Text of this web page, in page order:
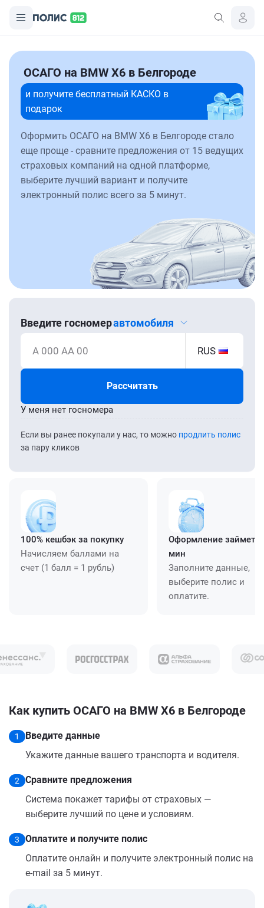
ОСАГО на BMW X6 в Белгороде
и получите бесплатный КАСКО в
подарок
Оформить ОСАГО на BMW X6 в Белгороде стало
еще проще - сравните предложения от 15 ведущих
страховых компаний на одной платформе,
выберите лучший вариант и получите
электронный полис всего за 5 минут.
Введите госномеравтомобиля
А 000 АА 00 RUS
Рассчитать
Если вы ранее покупали у нас, то можно продлить полис
за пару кликов
У меня нет госномера
100% кешбэк за покупку
Начисляем баллами на
счет (1 балл = 1 рубль)
Оформление займет
мин
Заполните данные,
выберите полис и
оплатите.
Как купить ОСАГО на BMW X6 в Белгороде
1
Введите данные
Укажите данные вашего транспорта и водителя.
2
Сравните предложения
Система покажет тарифы от страховых —
выберите лучший по цене и условиям.
3
Оплатите и получите полис
Оплатите онлайн и получите электронный полис на
e-mail за 5 минут.